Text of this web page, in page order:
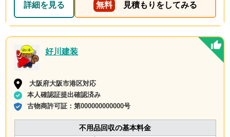
詳細を見る 無料 見積もりをしてみる
好川建装
大阪府大阪市港区対応
本人確認証提出確認済み
古物商許可証：第000000000000号
不用品回収の基本料金